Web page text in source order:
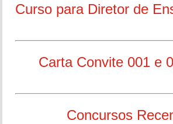
Curso para Diretor de
Carta Convite 001 e
Concursos